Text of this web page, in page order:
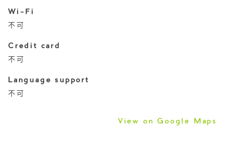
Wi-Fi
不可
Credit card
不可
Language support
不可
View on Google Maps